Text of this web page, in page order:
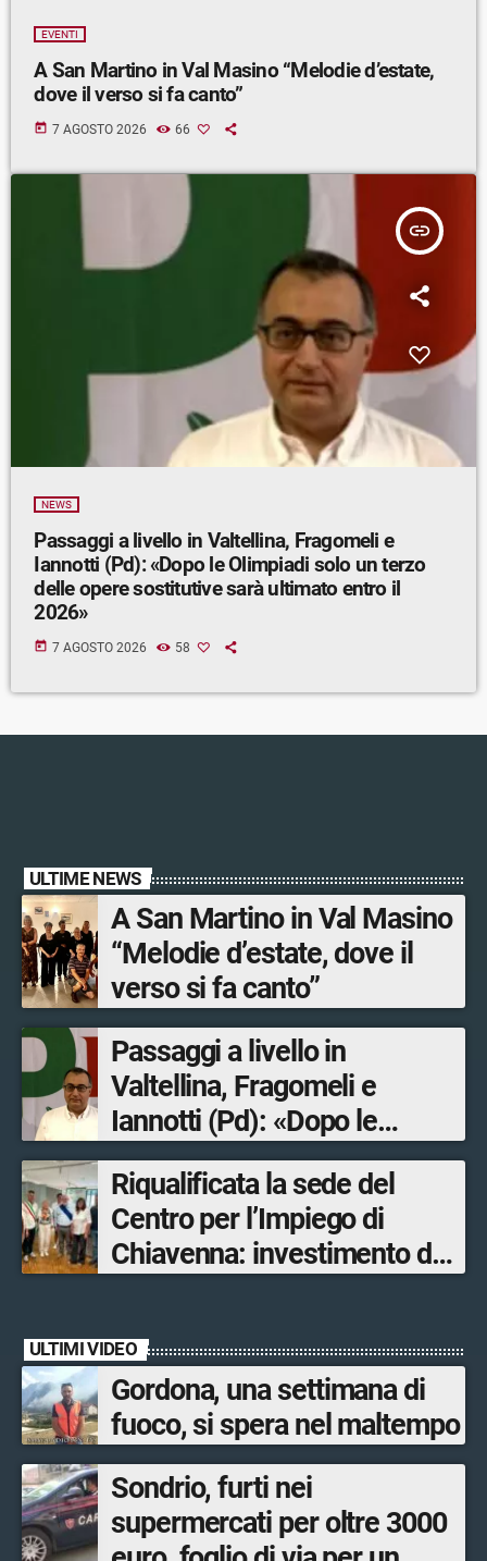
EVENTI
A San Martino in Val Masino “Melodie d’estate,
dove il verso si fa canto”
today 7 AGOSTO 2026 66
insert_link
NEWS
Passaggi a livello in Valtellina, Fragomeli e
Iannotti (Pd): «Dopo le Olimpiadi solo un terzo
delle opere sostitutive sarà ultimato entro il
2026»
today 7 AGOSTO 2026 58
ULTIME NEWS
A San Martino in Val Masino
“Melodie d’estate, dove il
verso si fa canto”
Passaggi a livello in
Valtellina, Fragomeli e
Iannotti (Pd): «Dopo le
Olimpiadi solo un terzo delle
opere sostitutive sarà
ultimato entro il 2026»
Riqualificata la sede del
Centro per l’Impiego di
Chiavenna: investimento da
ULTIMI VIDEO
Gordona, una settimana di
fuoco, si spera nel maltempo
Sondrio, furti nei
supermercati per oltre 3000